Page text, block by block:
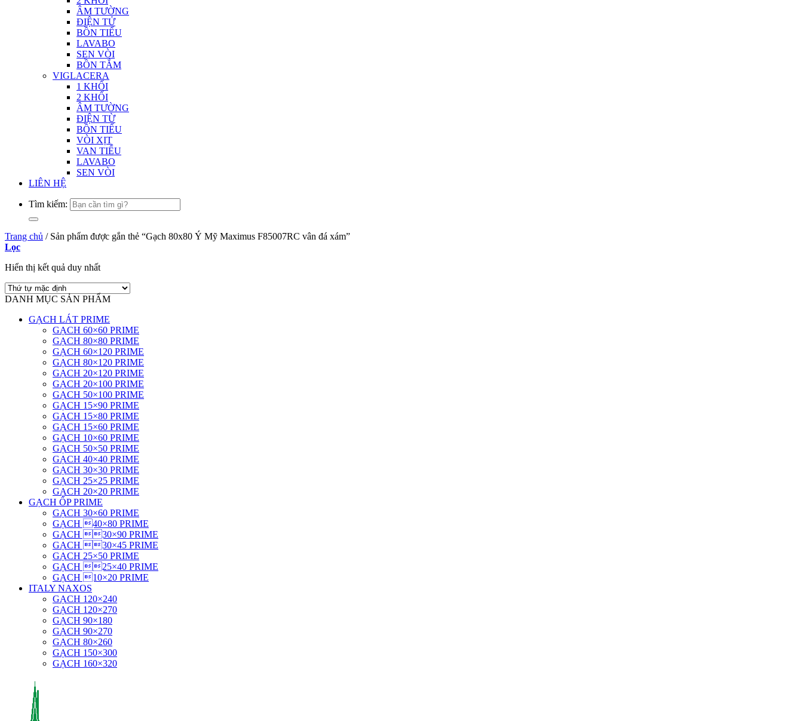
ÂM TƯỜNG
ĐIỆN TỬ
BỒN TIỂU
LAVABO
SEN VÒI
BỒN TẮM
VIGLACERA
1 KHỐI
2 KHỐI
ÂM TƯỜNG
ĐIỆN TỪ
BỒN TIỂU
VÒI XỊT
VAN TIỂU
LAVABO
SEN VÒI
LIÊN HỆ
Tìm kiếm:
Trang chủ /Sản phẩm được gắn thẻ “Gạch 80x80 Ý Mỹ Maximus F85007RC vân đá xám”
Lọc
Hiển thị kết quả duy nhất
DANH MỤC SẢN PHẨM
GẠCH LÁT PRIME
GẠCH 60×60 PRIME
GẠCH 80×80 PRIME
GẠCH 60×120 PRIME
GẠCH 80×120 PRIME
GẠCH 20×120 PRIME
GẠCH 20×100 PRIME
GẠCH 50×100 PRIME
GẠCH 15×90 PRIME
GẠCH 15×80 PRIME
GẠCH 15×60 PRIME
GẠCH 10×60 PRIME
GẠCH 50×50 PRIME
GẠCH 40×40 PRIME
GẠCH 30×30 PRIME
GẠCH 25×25 PRIME
GẠCH 20×20 PRIME
GẠCH ỐP PRIME
GẠCH 30×60 PRIME
GẠCH 40×80 PRIME
GẠCH 30×90 PRIME
GẠCH 30×45 PRIME
GẠCH 25×50 PRIME
GẠCH 25×40 PRIME
GẠCH 10×20 PRIME
ITALY NAXOS
GẠCH 120×240
GẠCH 120×270
GẠCH 90×180
GẠCH 90×270
GẠCH 80×260
GẠCH 150×300
GẠCH 160×320